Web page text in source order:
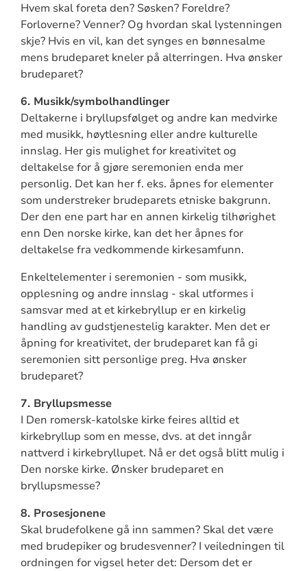
Hvem skal foreta den? Søsken? Foreldre?
Forloverne? Venner? Og hvordan skal lystenningen
skje? Hvis en vil, kan det synges en bønnesalme
mens brudeparet kneler på alterringen. Hva ønsker
brudeparet?
6. Musikk/symbolhandlinger
Deltakerne i bryllupsfølget og andre kan medvirke
med musikk, høytlesning eller andre kulturelle
innslag. Her gis mulighet for kreativitet og
deltakelse for å gjøre seremonien enda mer
personlig. Det kan her f. eks. åpnes for elementer
som understreker brudeparets etniske bakgrunn.
Der den ene part har en annen kirkelig tilhørighet
enn Den norske kirke, kan det her åpnes for
deltakelse fra vedkommende kirkesamfunn.
Enkeltelementer i seremonien - som musikk,
opplesning og andre innslag - skal utformes i
samsvar med at et kirkebryllup er en kirkelig
handling av gudstjenestelig karakter. Men det er
åpning for kreativitet, der brudeparet kan få gi
seremonien sitt personlige preg. Hva ønsker
brudeparet?
7. Bryllupsmesse
I Den romersk-katolske kirke feires alltid et
kirkebryllup som en messe, dvs. at det inngår
nattverd i kirkebryllupet. Nå er det også blitt mulig i
Den norske kirke. Ønsker brudeparet en
bryllupsmesse?
8. Prosesjonene
Skal brudefolkene gå inn sammen? Skal det være
med brudepiker og brudesvenner? I veiledningen til
ordningen for vigsel heter det: Dersom det er